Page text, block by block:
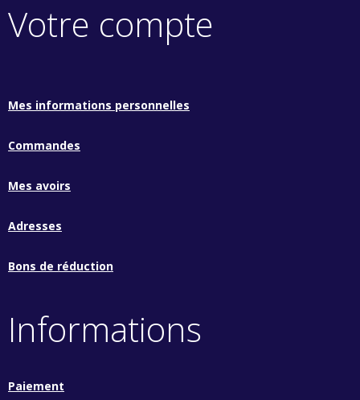
Votre compte
Mes informations personnelles
Commandes
Mes avoirs
Adresses
Bons de réduction
Informations
Paiement